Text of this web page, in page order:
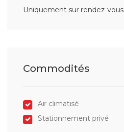
Uniquement sur rendez-vous
Commodités
Air climatisé
Stationnement privé